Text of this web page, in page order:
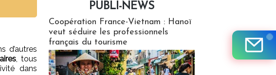
d’autres
, tous
dans
PUBLI-NEWS
Coopération France-Vietnam : Hanoï
veut séduire les professionnels
français du tourisme